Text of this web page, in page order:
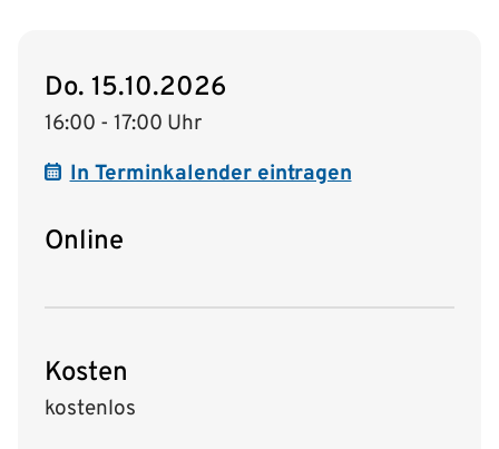
Do. 15.10.2026
16:00 - 17:00 Uhr
In Terminkalender eintragen
Online
Kosten
kostenlos